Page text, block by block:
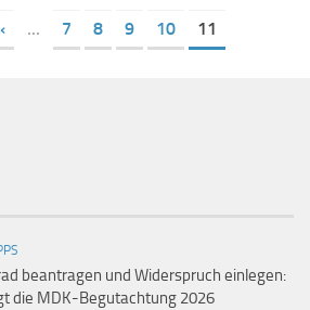
... 7 8 9 10 11
beantragen und Widerspruch einlegen:
die MDK-Begutachtung 2026